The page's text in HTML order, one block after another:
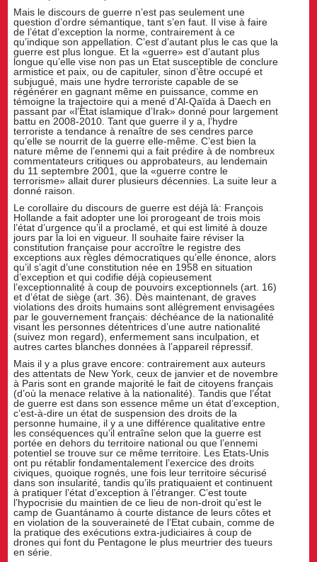
Mais le discours de guerre n’est pas seulement une
question d’ordre sémantique, tant s’en faut. Il vise à faire
de l’état d’exception la norme, contrairement à ce
qu’indique son appellation. C’est d’autant plus le cas que la
guerre est plus longue. Et la «guerre» est d’autant plus
longue qu’elle vise non pas un Etat susceptible de conclure
armistice et paix, ou de capituler, sinon d’être occupé et
subjugué, mais une hydre terroriste capable de se
régénérer en gagnant même en puissance, comme en
témoigne la trajectoire qui a mené d’Al-Qaïda à Daech en
passant par «l’Etat islamique d’Irak» donné pour largement
battu en 2008-2010. Tant que guerre il y a, l’hydre
terroriste a tendance à renaître de ses cendres parce
qu’elle se nourrit de la guerre elle-même. C’est bien la
nature même de l’ennemi qui a fait prédire à de nombreux
commentateurs critiques ou approbateurs, au lendemain
du 11 septembre 2001, que la «guerre contre le
terrorisme» allait durer plusieurs décennies. La suite leur a
donné raison.
Le corollaire du discours de guerre est déjà là: François
Hollande a fait adopter une loi prorogeant de trois mois
l’état d’urgence qu’il a proclamé, et qui est limité à douze
jours par la loi en vigueur. Il souhaite faire réviser la
constitution française pour accroître le registre des
exceptions aux règles démocratiques qu’elle énonce, alors
qu’il s’agit d’une constitution née en 1958 en situation
d’exception et qui codifie déjà copieusement
l’exceptionnalité à coup de pouvoirs exceptionnels (art. 16)
et d’état de siège (art. 36). Dès maintenant, de graves
violations des droits humains sont allégrement envisagées
par le gouvernement français: déchéance de la nationalité
visant les personnes détentrices d’une autre nationalité
(suivez mon regard), enfermement sans inculpation, et
autres cartes blanches données à l’appareil répressif.
Mais il y a plus grave encore: contrairement aux auteurs
des attentats de New York, ceux de janvier et de novembre
à Paris sont en grande majorité le fait de citoyens français
(d’où la menace relative à la nationalité). Tandis que l’état
de guerre est dans son essence même un état d’exception,
c’est-à-dire un état de suspension des droits de la
personne humaine, il y a une différence qualitative entre
les conséquences qu’il entraîne selon que la guerre est
portée en dehors du territoire national ou que l’ennemi
potentiel se trouve sur ce même territoire. Les Etats-Unis
ont pu rétablir fondamentalement l’exercice des droits
civiques, quoique rognés, une fois leur territoire sécurisé
dans son insularité, tandis qu’ils pratiquaient et continuent
à pratiquer l’état d’exception à l’étranger. C’est toute
l’hypocrisie du maintien de ce lieu de non-droit qu’est le
camp de Guantánamo à courte distance de leurs côtes et
en violation de la souveraineté de l’Etat cubain, comme de
la pratique des exécutions extra-judiciaires à coup de
drones qui font du Pentagone le plus meurtrier des tueurs
en série.